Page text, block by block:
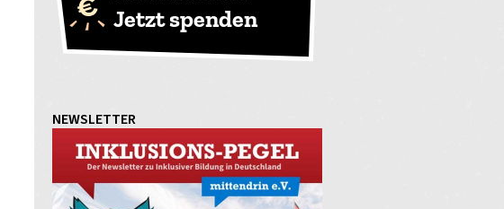
Jetzt spenden
NEWSLETTER